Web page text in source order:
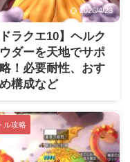
2026/4/23
ドラクエ10】ヘルク
ダーを天地でサポ
！必要耐性、おす
構成など
ル攻略